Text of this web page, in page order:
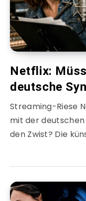
Netflix:
deutsche
Streaming-Riese
mit der
den Zwist? Die